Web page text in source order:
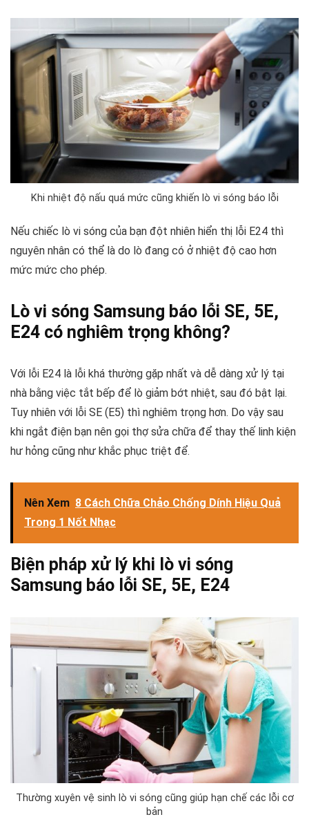
Khi nhiệt độ nấu quá mức cũng khiến lò vi sóng báo lỗi
Nếu chiếc lò vi sóng của bạn đột nhiên hiển thị lỗi E24 thì
nguyên nhân có thể là do lò đang có ở nhiệt độ cao hơn
mức mức cho phép.
Lò vi sóng Samsung báo lỗi SE, 5E,
E24 có nghiêm trọng không?
Với lỗi E24 là lỗi khá thường gặp nhất và dễ dàng xử lý tại
nhà bằng việc tắt bếp để lò giảm bớt nhiệt, sau đó bật lại.
Tuy nhiên với lỗi SE (E5) thì nghiêm trọng hơn. Do vậy sau
khi ngắt điện bạn nên gọi thợ sửa chữa để thay thế linh kiện
hư hỏng cũng như khắc phục triệt để.
Nên Xem 8 Cách Chữa Chảo Chống Dính Hiệu Quả
Trong 1 Nốt Nhạc
Biện pháp xử lý khi lò vi sóng
Samsung báo lỗi SE, 5E, E24
Thường xuyên vệ sinh lò vi sóng cũng giúp hạn chế các lỗi cơ
bản